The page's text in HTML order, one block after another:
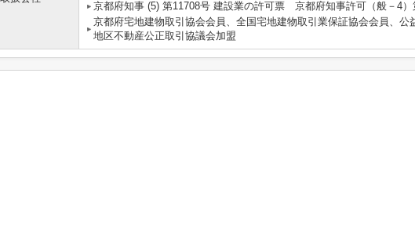
京都府知事 (5) 第11708号 建設業の許可票 京都府知事許可（般－4）
京都府宅地建物取引協会会員、全国宅地建物取引業保証協会会員、公
地区不動産公正取引協議会加盟